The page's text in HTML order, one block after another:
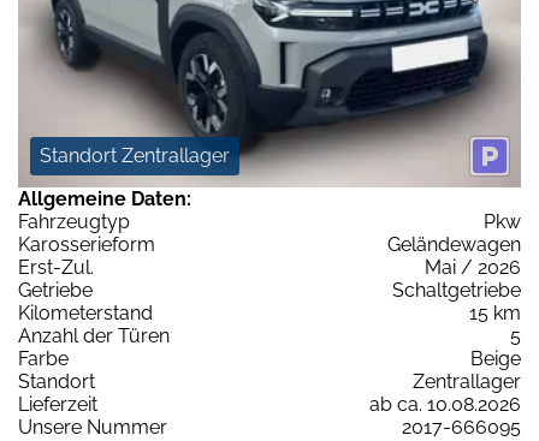
Standort Zentrallager
Allgemeine Daten:
Fahrzeugtyp
Pkw
Karosserieform
Geländewagen
Erst-Zul.
Mai / 2026
Getriebe
Schaltgetriebe
Kilometerstand
15 km
Anzahl der Türen
5
Farbe
Beige
Standort
Zentrallager
Lieferzeit
ab ca. 10.08.2026
Unsere Nummer
2017-666095